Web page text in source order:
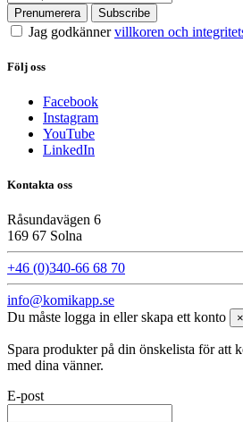
Jag godkännervillkoren och
Följ oss
Facebook
Instagram
YouTube
LinkedIn
Kontakta oss
Råsundavägen 6
169 67 Solna
+46 (0)340-66 68 70
info@komikapp.se
Du måste logga in eller skapa ett konto
×
Spara produkter på din önskelista för att
med dina vänner.
E-post